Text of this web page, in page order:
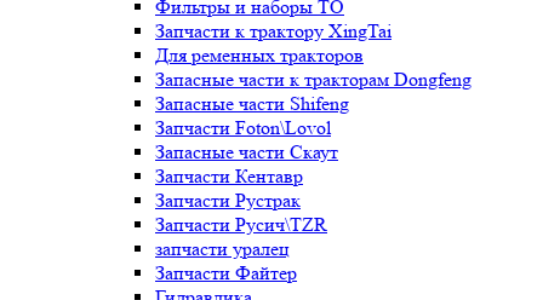
Фильтры и наборы ТО
Запчасти к трактору XingTai
Для ременных тракторов
Запасные части к тракторам Dongfeng
Запасные части Shifeng
Запчасти Foton\Lovol
Запасные части Скаут
Запчасти Кентавр
Запчасти Рустрак
Запчасти Русич\TZR
запчасти уралец
Запчасти Файтер